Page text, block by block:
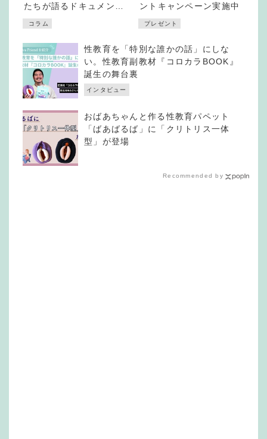
たちが語るドキュメンタ
リー「End of the
Cycle」
コラム
ントキャンペーン実施中
プレゼント
性教育を「特別な誰かの話」にしな
い。性教育副教材『コロカラBOOK』
誕生の舞台裏
インタビュー
おばあちゃんと作る性教育パペット
「ばあばるば」に「クリトリス一体
型」が登場
Recommended by